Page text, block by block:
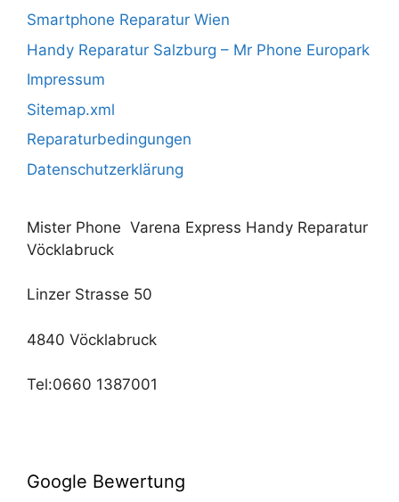
Smartphone Reparatur Wien
Handy Reparatur Salzburg – Mr Phone Europark
Impressum
Sitemap.xml
Reparaturbedingungen
Datenschutzerklärung
Mister Phone Varena Express Handy Reparatur
Vöcklabruck
Linzer Strasse 50
4840 Vöcklabruck
Tel:0660 1387001
Google Bewertung